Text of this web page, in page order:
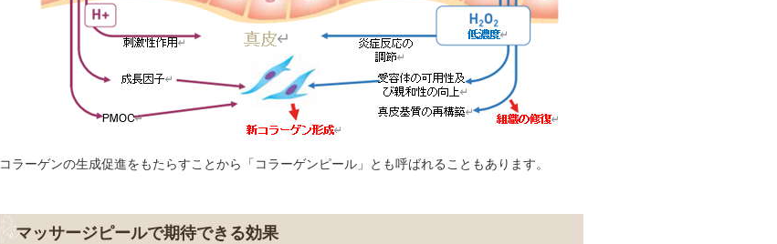
コラーゲンの生成促進をもたらすことから「コラーゲンピール」とも呼ばれることもあります。
マッサージピールで期待できる効果